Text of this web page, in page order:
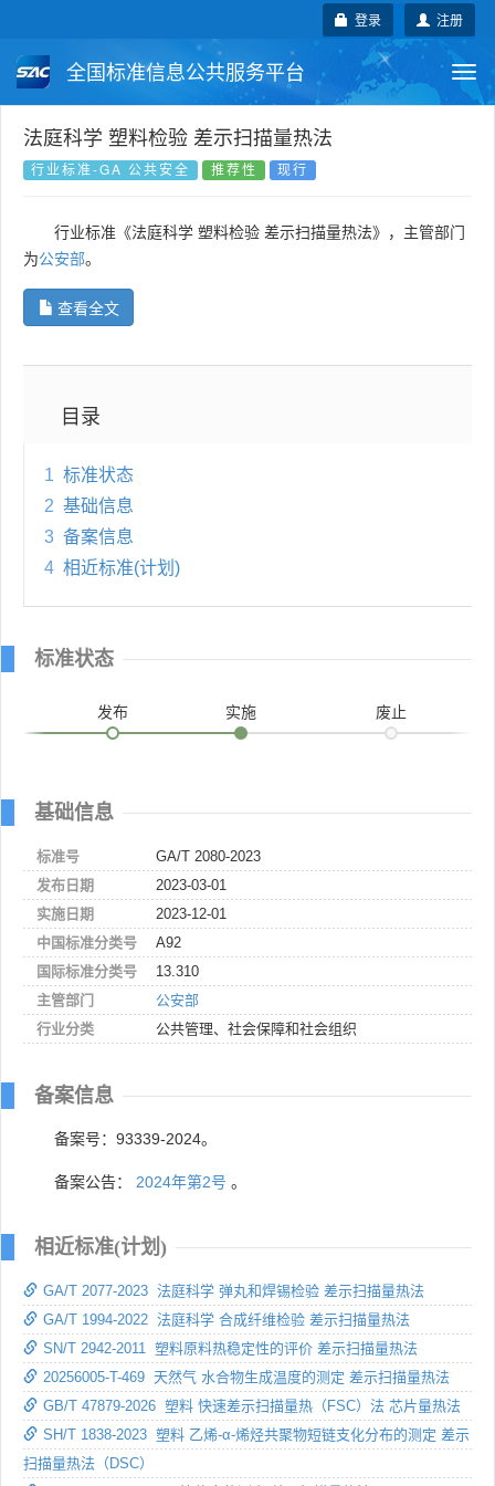
注册
登录
全国标准信息公共服务平台
国家标准 行业标准
国外标准 技术委员会
法庭科学 塑料检验 差示扫描量热法
行业标准-GA 公共安全 推荐性 现行
行业标准《法庭科学 塑料检验 差示扫描量热法》，主管部门
为公安部。
查看全文
目录
1 标准状态
2 基础信息
3 备案信息
4 相近标准(计划)
标准状态
发布 实施 废止
基础信息
标准号
GA/T 2080-2023
发布日期
2023-03-01
实施日期
2023-12-01
中国标准分类号
A92
国际标准分类号
13.310
主管部门
公安部
行业分类
公共管理、社会保障和社会组织
备案信息
备案号：93339-2024。
备案公告： 2024年第2号 。
相近标准(计划)
GA/T 2077-2023 法庭科学 弹丸和焊锡检验 差示扫描量热法
GA/T 1994-2022 法庭科学 合成纤维检验 差示扫描量热法
SN/T 2942-2011 塑料原料热稳定性的评价 差示扫描量热法
20256005-T-469 天然气 水合物生成温度的测定 差示扫描量热法
GB/T 47879-2026 塑料 快速差示扫描量热（FSC）法 芯片量热法
SH/T 1838-2023 塑料 乙烯-α-烯烃共聚物短链支化分布的测定 差示
扫描量热法（DSC）